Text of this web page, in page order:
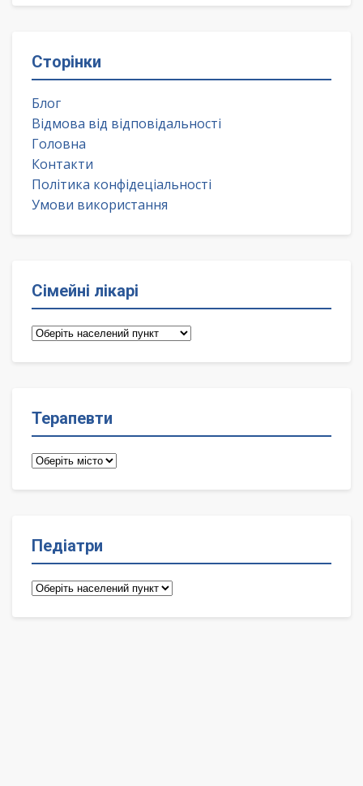
Сторінки
Блог
Відмова від відповідальності
Головна
Контакти
Політика конфідеціальності
Умови використання
Сімейні лікарі
Сімейні
Терапевти
Терапевти
Педіатри
Педіатри